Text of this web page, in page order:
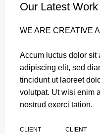
Our Latest Work
WE ARE CREATIVE
Accum luctus dolor sit
adipiscing elit, sed
tincidunt ut laoreet
volutpat. Ut wisi enim
nostrud exerci tation.
CLIENT CLIENT